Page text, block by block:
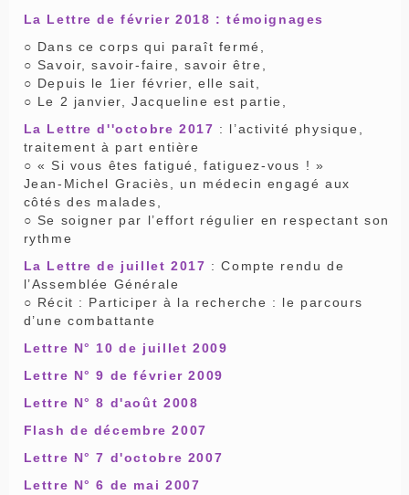
La Lettre de février 2018 : témoignages
○ Dans ce corps qui paraît fermé,
○ Savoir, savoir-faire, savoir être,
○ Depuis le 1ier février, elle sait,
○ Le 2 janvier, Jacqueline est partie,
La Lettre d''octobre 2017 : l’activité physique,
traitement à part entière
○ « Si vous êtes fatigué, fatiguez-vous ! »
Jean-Michel Graciès, un médecin engagé aux
côtés des malades,
○ Se soigner par l’effort régulier en respectant son
rythme
La Lettre de juillet 2017 : Compte rendu de
l’Assemblée Générale
○ Récit : Participer à la recherche : le parcours
d’une combattante
Lettre N° 10 de juillet 2009
Lettre N° 9 de février 2009
Lettre N° 8 d'août 2008
Flash de décembre 2007
Lettre N° 7 d'octobre 2007
Lettre N° 6 de mai 2007